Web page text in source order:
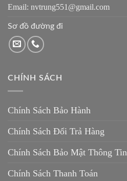
Email: nvtrung551@gmail.com
Sơ đồ đường đi
CHÍNH SÁCH
Chính Sách Bảo Hành
Chính Sách Đổi Trả Hàng
Chính Sách Bảo Mật Thông Tin
Chính Sách Thanh Toán